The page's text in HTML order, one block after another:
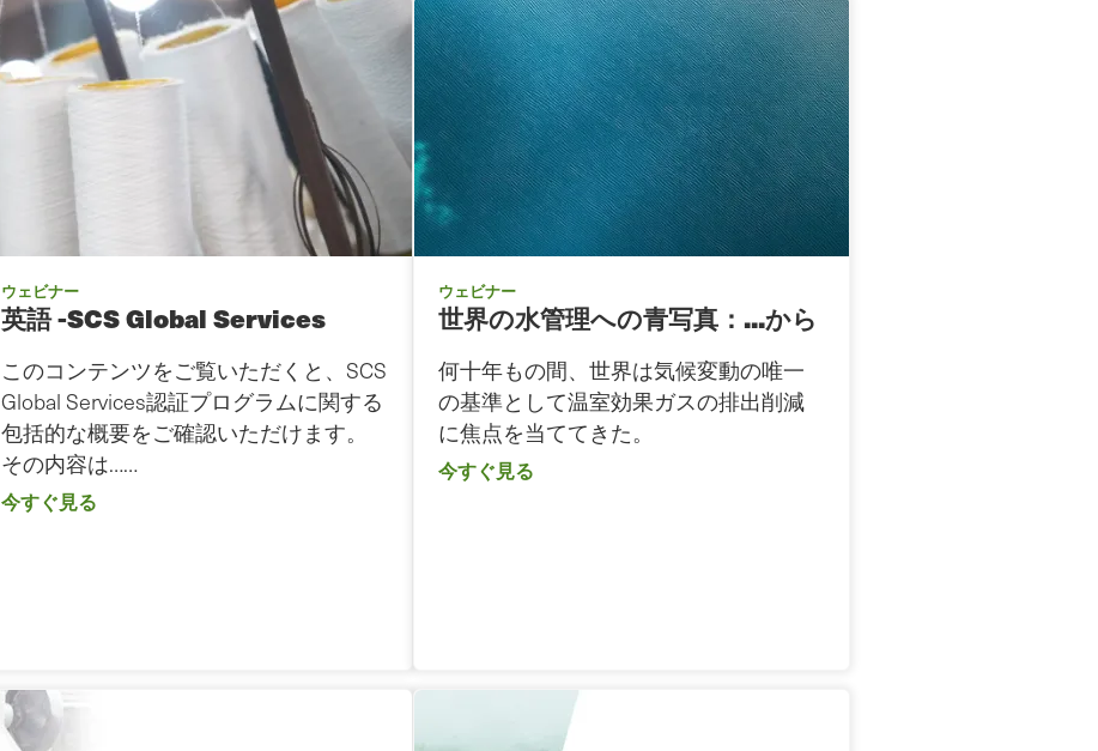
ウェビナー
英語 -SCS Global Services
このコンテンツをご覧いただくと、SCS
Global Services認証プログラムに関する
包括的な概要をご確認いただけます。
その内容は……
今すぐ見る
ウェビナー
世界の水管理への青写真：...から
何十年もの間、世界は気候変動の唯一
の基準として温室効果ガスの排出削減
に焦点を当ててきた。
今すぐ見る